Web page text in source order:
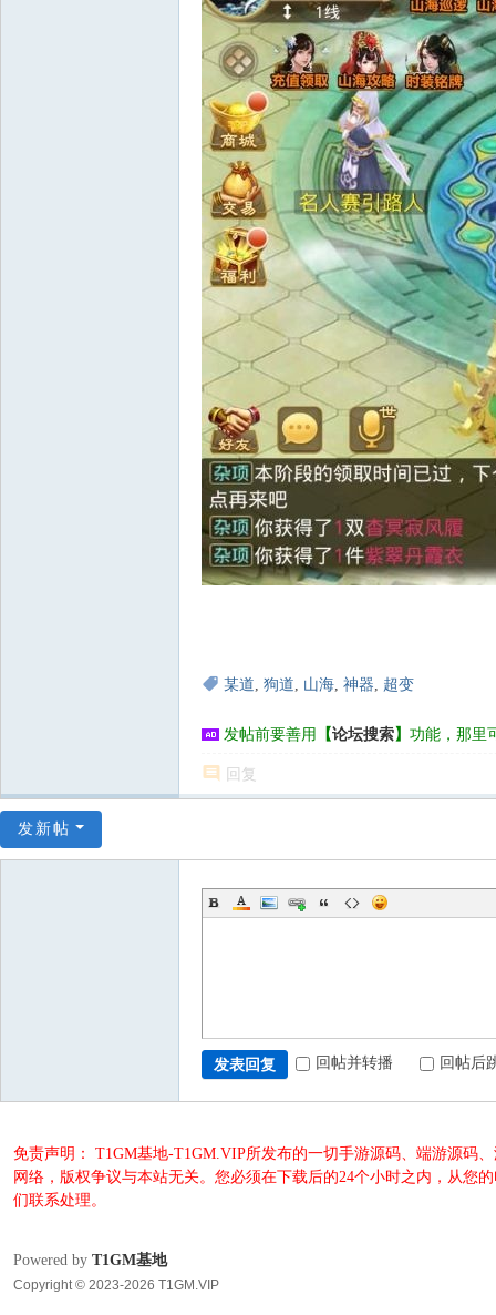
某道, 狗道, 山海, 神器, 超变
发帖前要善用 【论坛搜索】 功能，那里
回复
发新帖
发表回复 回帖并转播 回帖后
免责声明： T1GM基地-T1GM.VIP所发布的一切手游源码、端游源码
网络，版权争议与本站无关。您必须在下载后的24个小时之内，从您
们联系处理。
Powered by T1GM基地
Copyright © 2023-2026 T1GM.VIP